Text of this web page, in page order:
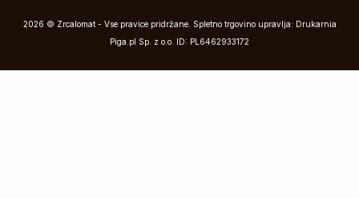
2026 © Zrcalomat - Vse pravice pridržane. Spletno trgovino upravlja: Drukarnia
Piga.pl Sp. z o.o. ID: PL6462933172